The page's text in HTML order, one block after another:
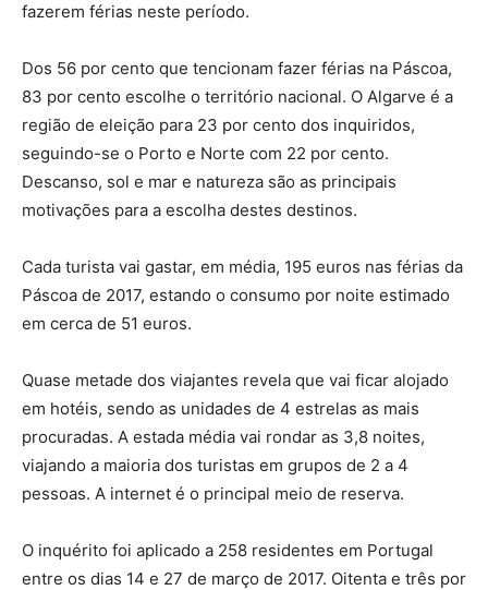
fazerem férias neste período.
Dos 56 por cento que tencionam fazer férias na Páscoa,
83 por cento escolhe o território nacional. O Algarve é a
região de eleição para 23 por cento dos inquiridos,
seguindo-se o Porto e Norte com 22 por cento.
Descanso, sol e mar e natureza são as principais
motivações para a escolha destes destinos.
Cada turista vai gastar, em média, 195 euros nas férias da
Páscoa de 2017, estando o consumo por noite estimado
em cerca de 51 euros.
Quase metade dos viajantes revela que vai ficar alojado
em hotéis, sendo as unidades de 4 estrelas as mais
procuradas. A estada média vai rondar as 3,8 noites,
viajando a maioria dos turistas em grupos de 2 a 4
pessoas. A internet é o principal meio de reserva.
O inquérito foi aplicado a 258 residentes em Portugal
entre os dias 14 e 27 de março de 2017. Oitenta e três por